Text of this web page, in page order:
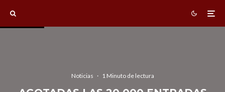
Noticias · 1 Minuto de lectura